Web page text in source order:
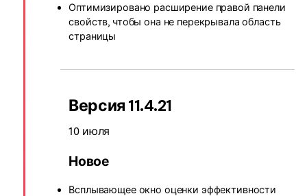
Оптимизировано расширение правой панели
свойств, чтобы она не перекрывала область
страницы
Версия 11.4.21
10 июля
Новое
Всплывающее окно оценки эффективности